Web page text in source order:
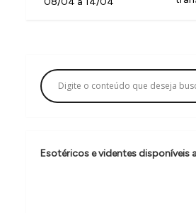
a
ç
o
d
Esotéricos e videntes disponíveis